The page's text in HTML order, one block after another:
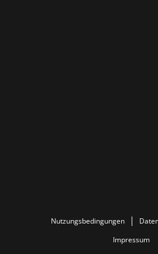
Nutzungsbedingungen
Impressum